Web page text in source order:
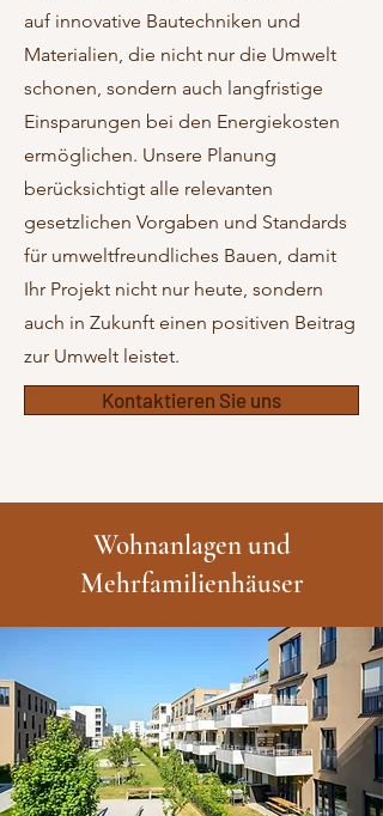
auf innovative Bautechniken und
Materialien, die nicht nur die Umwelt
schonen, sondern auch langfristige
Einsparungen bei den Energiekosten
ermöglichen. Unsere Planung
berücksichtigt alle relevanten
gesetzlichen Vorgaben und Standards
für umweltfreundliches Bauen, damit
Ihr Projekt nicht nur heute, sondern
auch in Zukunft einen positiven Beitrag
zur Umwelt leistet.
Kontaktieren Sie uns
Wohnanlagen und
Mehrfamilienhäuser